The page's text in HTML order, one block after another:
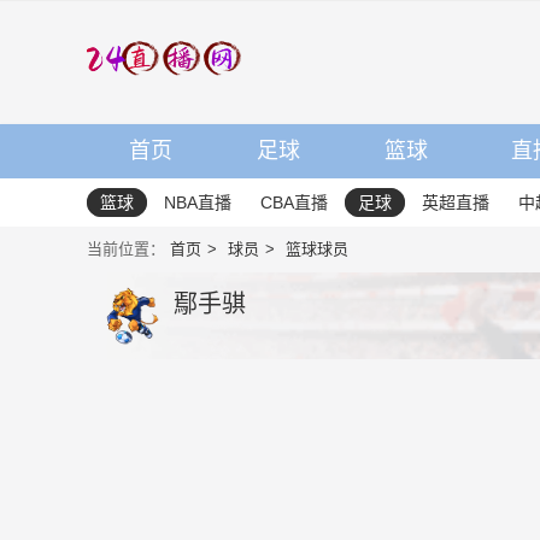
首页 足球 篮球 直
篮球 NBA直播 CBA直播 足球 英超直播 中
当前位置： 首页 球员 篮球球员
鄢手骐